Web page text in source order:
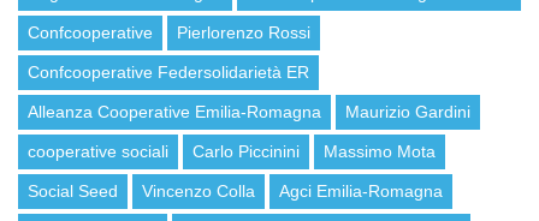
Confcooperative Pierlorenzo Rossi
Confcooperative Federsolidarietà ER
Alleanza Cooperative Emilia-Romagna Maurizio Gardini
cooperative sociali Carlo Piccinini Massimo Mota
Social Seed Vincenzo Colla Agci Emilia-Romagna